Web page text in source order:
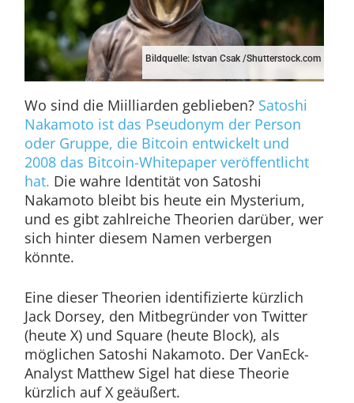
Bildquelle: Istvan Csak /Shutterstock.com
Wo sind die Miilliarden geblieben? Satoshi
Nakamoto ist das Pseudonym der Person
oder Gruppe, die Bitcoin entwickelt und
2008 das Bitcoin-Whitepaper veröffentlicht
hat. Die wahre Identität von Satoshi
Nakamoto bleibt bis heute ein Mysterium,
und es gibt zahlreiche Theorien darüber, wer
sich hinter diesem Namen verbergen
könnte.
Eine dieser Theorien identifizierte kürzlich
Jack Dorsey, den Mitbegründer von Twitter
(heute X) und Square (heute Block), als
möglichen Satoshi Nakamoto. Der VanEck-
Analyst Matthew Sigel hat diese Theorie
kürzlich auf X geäußert.